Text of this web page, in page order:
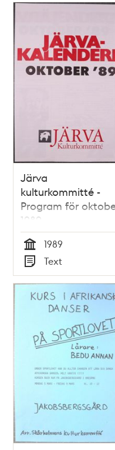
Järva
kulturkommitté -
Program för
1989
Tid
1989
Typ
Text